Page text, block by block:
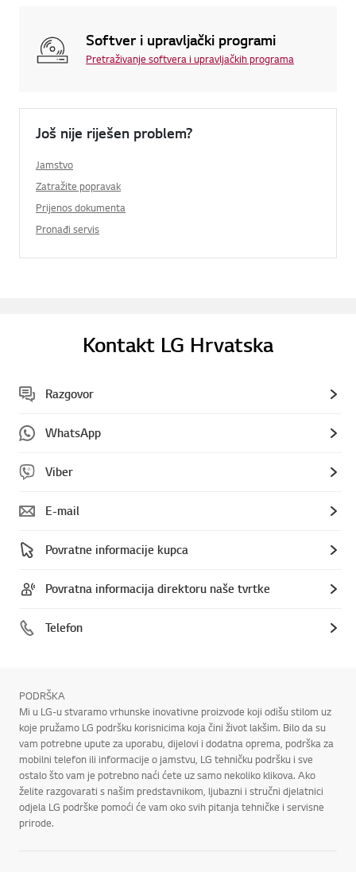
Softver i upravljački programi
Pretraživanje softvera i upravljačkih programa
Još nije riješen problem?
Jamstvo
Zatražite popravak
Prijenos dokumenta
Pronađi servis
Kontakt LG Hrvatska
Razgovor
WhatsApp
Viber
E-mail
Povratne informacije kupca
Povratna informacija direktoru naše tvrtke
Telefon
PODRŠKA
Mi u LG-u stvaramo vrhunske inovativne proizvode koji odišu stilom uz
koje pružamo LG podršku korisnicima koja čini život lakšim. Bilo da su
vam potrebne upute za uporabu, dijelovi i dodatna oprema, podrška za
mobilni telefon ili informacije o jamstvu, LG tehničku podršku i sve
ostalo što vam je potrebno naći ćete uz samo nekoliko klikova. Ako
želite razgovarati s našim predstavnikom, ljubazni i stručni djelatnici
odjela LG podrške pomoći će vam oko svih pitanja tehničke i servisne
prirode.